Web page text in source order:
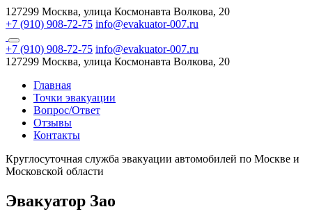
127299 Москва, улица Космонавта Волкова, 20
+7 (910) 908-72-75 info@evakuator-007.ru
+7 (910) 908-72-75 info@evakuator-007.ru
127299 Москва, улица Космонавта Волкова, 20
Главная
Точки эвакуации
Вопрос/Ответ
Отзывы
Контакты
Круглосуточная служба эвакуации автомобилей по Москве и
Московской области
Эвакуатор Зао